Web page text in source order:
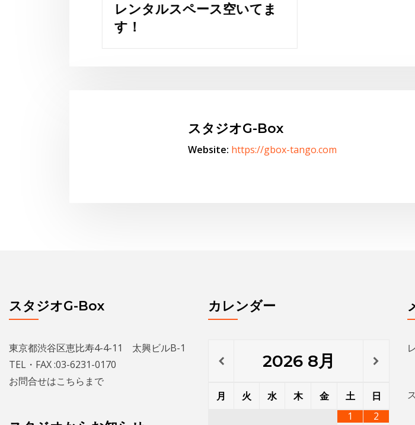
レンタルスペース空いてま
東京都渋谷区恵比寿4-4-11 太興ビルB-1
TEL・FAX :03-6231-0170
スタジオからお知らせ
金
8
••••
9
•••